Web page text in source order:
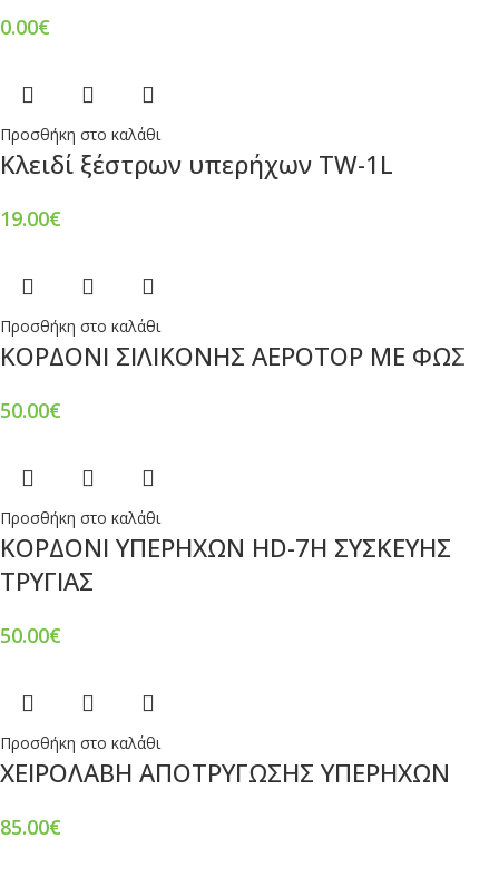
0.00€
Προσθήκη στο καλάθι
Κλειδί ξέστρων υπερήχων TW-1L
19.00€
Προσθήκη στο καλάθι
ΚΟΡΔΟΝΙ ΣΙΛΙΚΟΝΗΣ ΑΕΡΟΤΟΡ ΜΕ ΦΩΣ
50.00€
Προσθήκη στο καλάθι
ΚΟΡΔΟΝΙ ΥΠΕΡΗΧΩΝ HD-7H ΣΥΣΚΕΥΗΣ
ΤΡΥΓΙΑΣ
50.00€
Προσθήκη στο καλάθι
ΧΕΙΡΟΛΑΒΗ ΑΠΟΤΡΥΓΩΣΗΣ ΥΠΕΡΗΧΩΝ
85.00€